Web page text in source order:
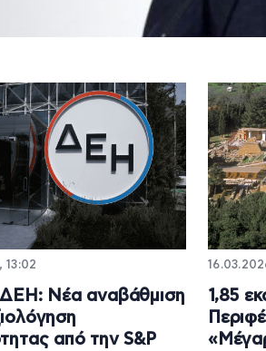
13:02
Νέα αναβάθμιση
από την S&P
1,85